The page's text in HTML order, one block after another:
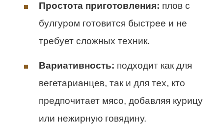
Простота приготовления: плов с
булгуром готовится быстрее и не
требует сложных техник.
Вариативность: подходит как для
вегетарианцев, так и для тех, кто
предпочитает мясо, добавляя курицу
или нежирную говядину.